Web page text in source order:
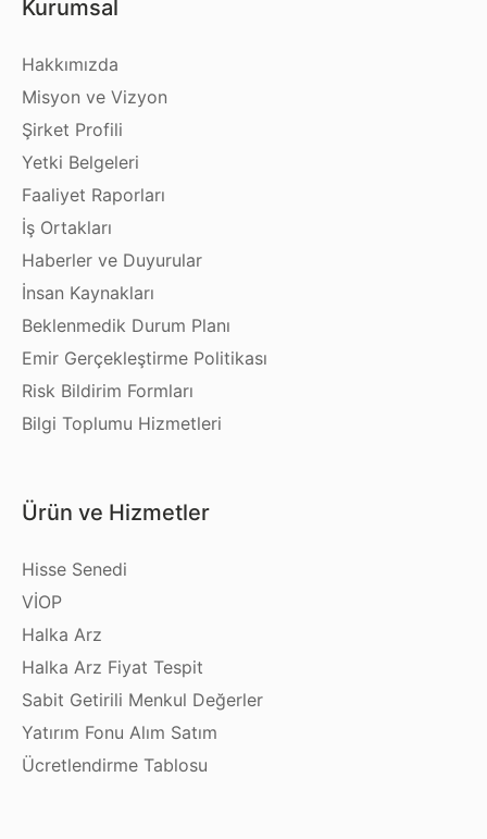
Kurumsal
Hakkımızda
Misyon ve Vizyon
Şirket Profili
Yetki Belgeleri
Faaliyet Raporları
İş Ortakları
Haberler ve Duyurular
İnsan Kaynakları
Beklenmedik Durum Planı
Emir Gerçekleştirme Politikası
Risk Bildirim Formları
Bilgi Toplumu Hizmetleri
Ürün ve Hizmetler
Hisse Senedi
VİOP
Halka Arz
Halka Arz Fiyat Tespit
Sabit Getirili Menkul Değerler
Yatırım Fonu Alım Satım
Ücretlendirme Tablosu